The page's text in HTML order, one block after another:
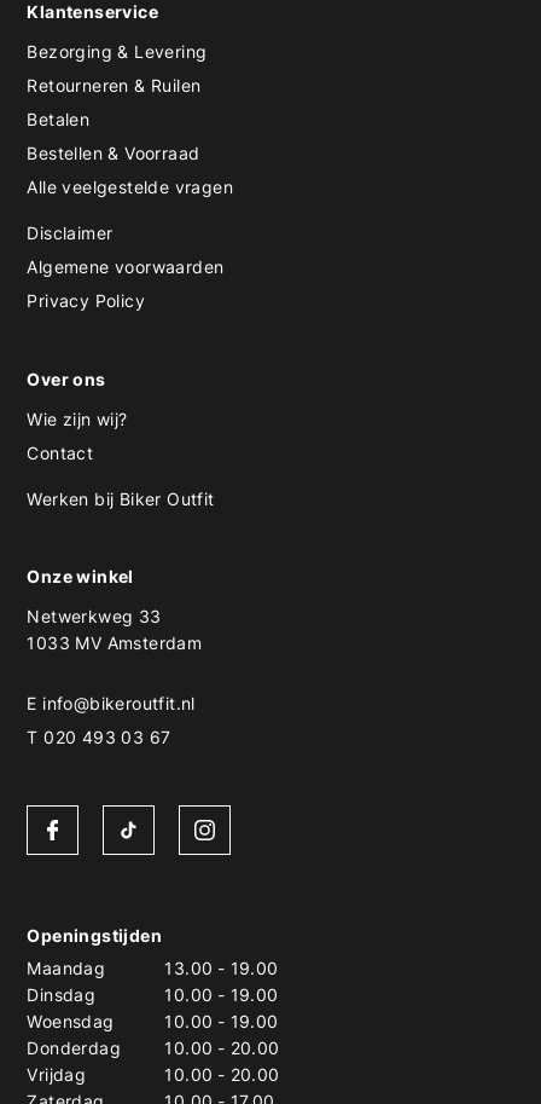
Klantenservice
Bezorging & Levering
Retourneren & Ruilen
Betalen
Bestellen & Voorraad
Alle veelgestelde vragen
Disclaimer
Algemene voorwaarden
Privacy Policy
Over ons
Wie zijn wij?
Contact
Werken bij Biker Outfit
Onze winkel
Netwerkweg 33
1033 MV Amsterdam
E info@bikeroutfit.nl
T 020 493 03 67
Openingstijden
Maandag
13.00 - 19.00
Dinsdag
10.00 - 19.00
Woensdag
10.00 - 19.00
Donderdag
10.00 - 20.00
Vrijdag
10.00 - 20.00